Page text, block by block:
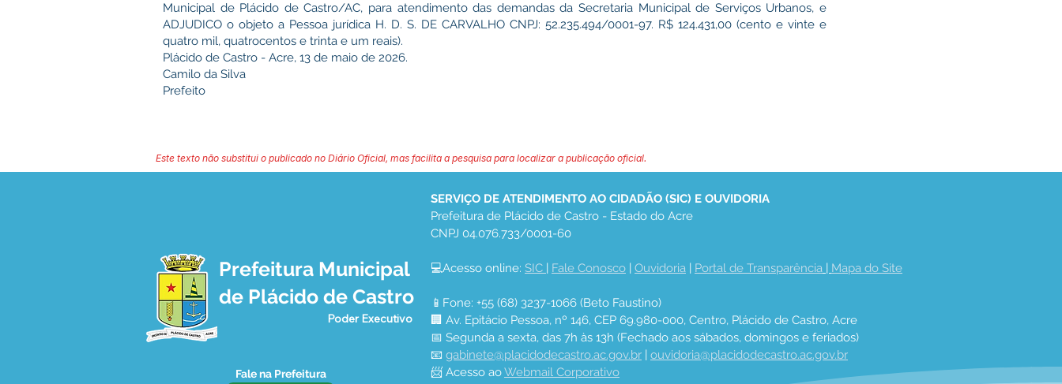
Municipal de Plácido de Castro/AC, para atendimento das demandas da Secretaria Municipal de Serviços Urbanos, e
ADJUDICO o objeto a Pessoa jurídica H. D. S. DE CARVALHO CNPJ: 52.235.494/0001-97. R$ 124.431,00 (cento e vinte e
quatro mil, quatrocentos e trinta e um reais).
Plácido de Castro - Acre, 13 de maio de 2026.
Camilo da Silva
Prefeito
Este texto não substitui o publicado no Diário Oficial, mas facilita a pesquisa para localizar a publicação oficial.
Prefeitura Municipal
de Plácido de Castro
Poder Executivo
Fale na Prefeitura
SERVIÇO DE ATENDIMENTO AO CIDADÃO (SIC) E OUVIDORIA
Prefeitura de Plácido de Castro - Estado do Acre
CNPJ 04.076.733/0001-60
💻Acesso online: SIC | Fale Conosco | Ouvidoria | Portal de Transparência | Mapa do Site
📱Fone: +55 (68) 3237-1066 (Beto Faustino)
🏢 Av. Epitácio Pessoa, nº 146, CEP 69.980-000, Centro, Plácido de Castro, Acre
📅 Segunda a sexta, das 7h às 13h (Fechado aos sábados, domingos e feriados)
📧 gabinete@placidodecastro.ac.gov.br | ouvidoria@placidodecastro.ac.gov.br
📨 Acesso ao Webmail Corporativo